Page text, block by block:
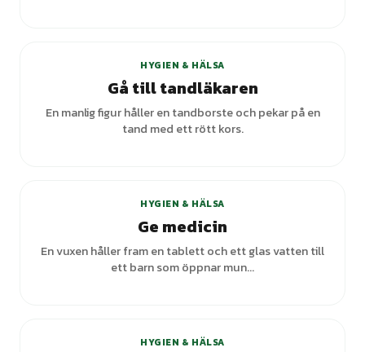
HYGIEN & HÄLSA
Gå till tandläkaren
En manlig figur håller en tandborste och pekar på en
tand med ett rött kors.
HYGIEN & HÄLSA
Ge medicin
En vuxen håller fram en tablett och ett glas vatten till
ett barn som öppnar mun...
HYGIEN & HÄLSA